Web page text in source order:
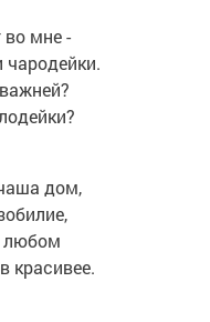
во мне -
дом,
любом
красивее.